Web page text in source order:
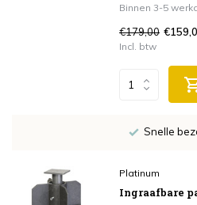
Binnen 3-5
€179,00
Incl. btw
Snelle
Platinum
Ingraafbare